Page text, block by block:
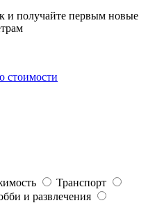
и получайте первым новые
стоимости
Транспорт
и развлечения